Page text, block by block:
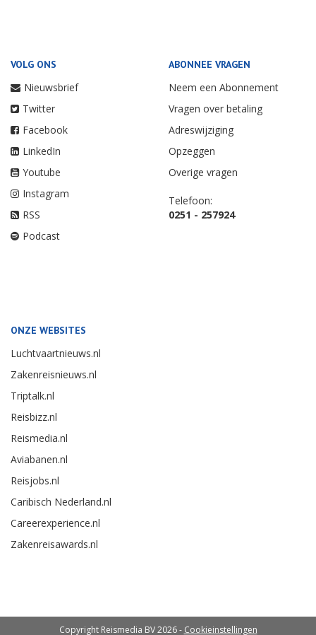
VOLG ONS
Nieuwsbrief
Twitter
Facebook
LinkedIn
Youtube
Instagram
RSS
Podcast
ABONNEE VRAGEN
Neem een Abonnement
Vragen over betaling
Adreswijziging
Opzeggen
Overige vragen
Telefoon:
0251 - 257924
ONZE WEBSITES
Luchtvaartnieuws.nl
Zakenreisnieuws.nl
Triptalk.nl
Reisbizz.nl
Reismedia.nl
Aviabanen.nl
Reisjobs.nl
Caribisch Nederland.nl
Careerexperience.nl
Zakenreisawards.nl
Copyright Reismedia BV 2026 - Cookieinstellingen